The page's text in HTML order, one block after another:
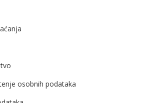
osobnih podataka